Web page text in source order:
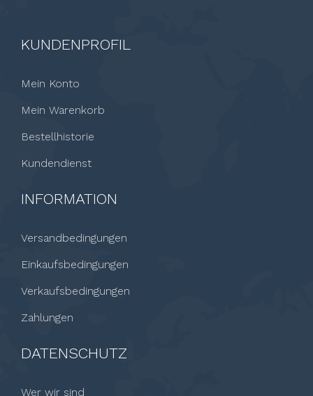
KUNDENPROFIL
Mein Konto
Mein Warenkorb
Bestellhistorie
Kundendienst
INFORMATION
Versandbedingungen
Einkaufsbedingungen
Verkaufsbedingungen
Zahlungen
DATENSCHUTZ
Wer wir sind